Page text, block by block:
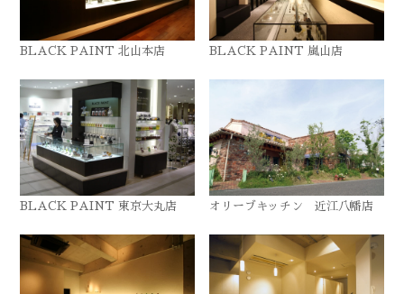
BLACK PAINT 北山本店 BLACK PAINT 嵐山店
BLACK PAINT 東京大丸店 オリーブキッチン 近江八幡店